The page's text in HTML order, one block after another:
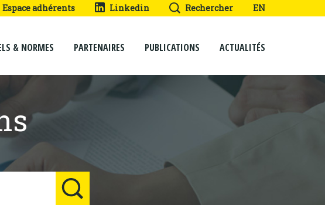
Espace adhérents Linkedin Rechercher EN
& NORMES PARTENAIRES PUBLICATIONS ACTUALITÉS